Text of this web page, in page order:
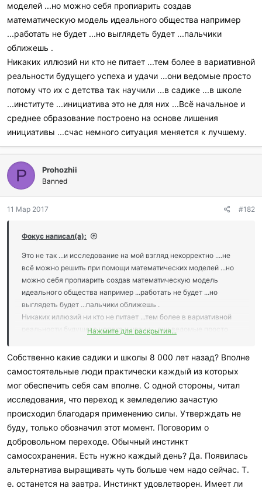
моделей ...но можно себя пропиарить создав
математическую модель идеального общества например
...работать не будет ...но выглядеть будет ...пальчики
оближешь .
Никаких иллюзий ни кто не питает ...тем более в вариативной
реальности будущего успеха и удачи ...они ведомые просто
потому что их с детства так научили ...в садике ...в школе
...институте ...инициатива это не для них ...Всё начальное и
среднее образование построено на основе лишения
инициативы ...счас немного ситуация меняется к лучшему.
P Prohozhii
Banned
11 Мар 2017 #182
Фокус написал(а):
Это не так ...и исследование на мой взгляд некорректно ....не
всё можно решить при помощи математических моделей ...но
можно себя пропиарить создав математическую модель
идеального общества например ...работать не будет ...но
выглядеть будет ...пальчики оближешь .
Никаких иллюзий ни кто не питает ...тем более в вариативной
реальности будущего успеха и удачи ...они ведомые просто
...институте ...инициатива это не для них ...Всё начальное и
среднее образование построено на основе лишения
инициативы ...счас немного ситуация меняется к лучшему.
Нажмите для раскрытия...
Собственно какие садики и школы 8 000 лет назад? Вполне
самостоятельные люди практически каждый из которых
мог обеспечить себя сам вполне. С одной стороны, читал
исследования, что переход к земледелию зачастую
происходил благодаря применению силы. Утверждать не
буду, только обозначил этот момент. Поговорим о
добровольном переходе. Обычный инстинкт
самосохранения. Есть нужно каждый день? Да. Появилась
альтернатива выращивать чуть больше чем надо сейчас. Т.
е. останется на завтра. Инстинкт удовлетворен. Имеет ли